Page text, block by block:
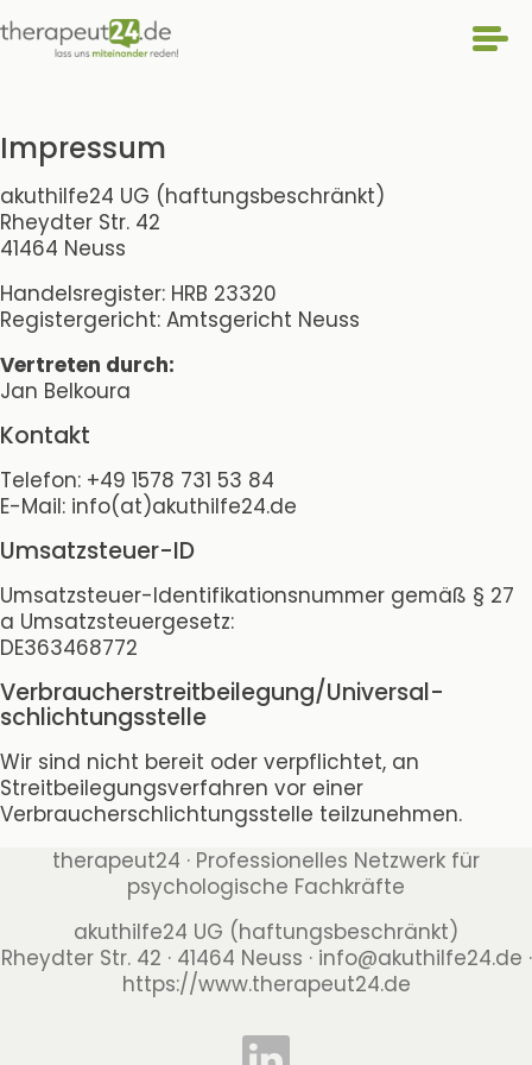
Impressum
akuthilfe24 UG (haftungsbeschränkt)
Rheydter Str. 42
41464 Neuss
Handelsregister: HRB 23320
Registergericht: Amtsgericht Neuss
Vertreten durch:
Jan Belkoura
Kontakt
Telefon: +49 1578 731 53 84
E-Mail: info(at)akuthilfe24.de
Umsatzsteuer-ID
Umsatzsteuer-Identifikationsnummer gemäß § 27
a Umsatzsteuergesetz:
DE363468772
Verbraucher­streit­beilegung/Universal­
schlichtungs­stelle
Wir sind nicht bereit oder verpflichtet, an
Streitbeilegungsverfahren vor einer
Verbraucherschlichtungsstelle teilzunehmen.
therapeut24 · Professionelles Netzwerk für
psychologische Fachkräfte
akuthilfe24 UG (haftungsbeschränkt)
Rheydter Str. 42 · 41464 Neuss · info@akuthilfe24.de ·
https://www.therapeut24.de